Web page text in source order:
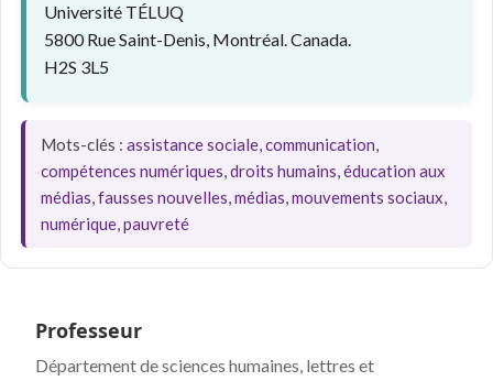
Université TÉLUQ
5800 Rue Saint-Denis, Montréal. Canada.
H2S 3L5
Mots-clés : assistance sociale,communication,
compétences numériques,droits humains,éducation aux
médias,fausses nouvelles,médias,mouvements sociaux,
numérique,pauvreté
Professeur
Département de sciences humaines, lettres et